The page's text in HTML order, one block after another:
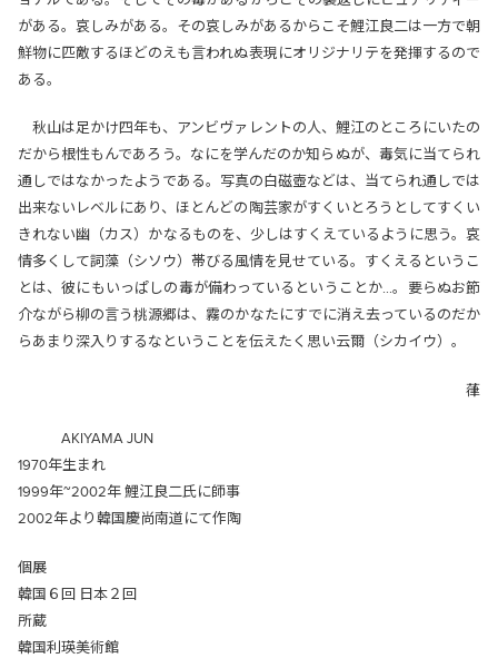
がある。哀しみがある。その哀しみがあるからこそ鯉江良二は一方で朝
鮮物に匹敵するほどのえも言われぬ表現にオリジナリテを発揮するので
ある。
秋山は足かけ四年も、アンビヴァレントの人、鯉江のところにいたの
だから根性もんであろう。なにを学んだのか知らぬが、毒気に当てられ
通しではなかったようである。写真の白磁壺などは、当てられ通しでは
出来ないレベルにあり、ほとんどの陶芸家がすくいとろうとしてすくい
きれない幽（カス）かなるものを、少しはすくえているように思う。哀
情多くして詞藻（シソウ）帯びる風情を見せている。すくえるというこ
とは、彼にもいっぱしの毒が備わっているということか…。要らぬお節
介ながら柳の言う桃源郷は、霧のかなたにすでに消え去っているのだか
らあまり深入りするなということを伝えたく思い云爾（シカイウ）。
葎
AKIYAMA JUN
1970年生まれ
1999年~2002年 鯉江良二氏に師事
2002年より韓国慶尚南道にて作陶
個展
韓国６回 日本２回
所蔵
韓国利瑛美術館